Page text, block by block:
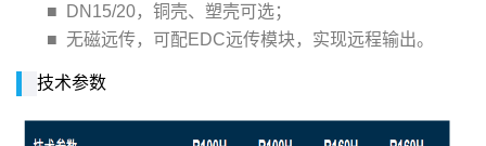
■ DN15/20，铜壳、塑壳可选；
■ 无磁远传，可配EDC远传模块，实现远程输出。
技术参数